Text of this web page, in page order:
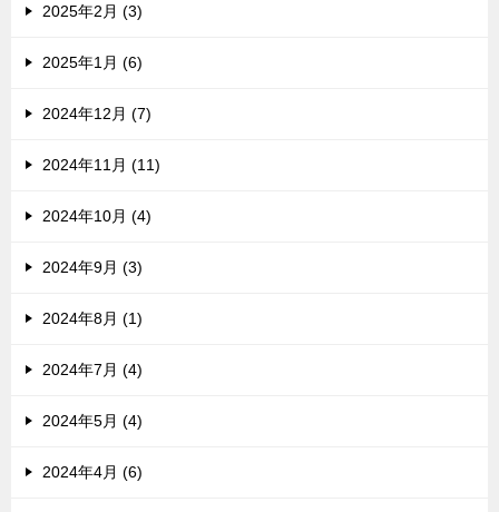
2025年2月 (3)
2025年1月 (6)
2024年12月 (7)
2024年11月 (11)
2024年10月 (4)
2024年9月 (3)
2024年8月 (1)
2024年7月 (4)
2024年5月 (4)
2024年4月 (6)